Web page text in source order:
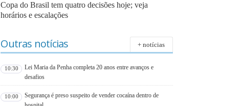
Copa do Brasil tem quatro decisões hoje; veja
horários e escalações
Outras notícias + notícias
10:30
Lei Maria da Penha completa 20 anos entre avanços e
desafios
10:00
Segurança é preso suspeito de vender cocaína dentro de